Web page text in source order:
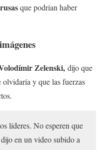
que podrían haber
Zelenski, dijo que
y que las fuerzas
líderes. No esperen que
en un video subido a